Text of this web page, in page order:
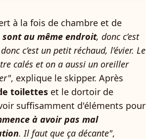
à la fois de chambre et de
au même endroit, donc c’est
c’est un petit réchaud, l’évier. Le
calés et on a aussi un oreiller
, explique le skipper. Après
toilettes et le dortoir de
suffisamment d'éléments pour
à avoir pas mal
. Il faut que ça décante",